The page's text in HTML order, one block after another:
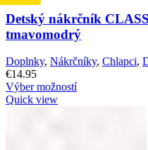
Detský nákrčník
tmavomodrý
Doplnky, Nákrčníky, Chlapci,
€14.95
Výber možností
Quick view